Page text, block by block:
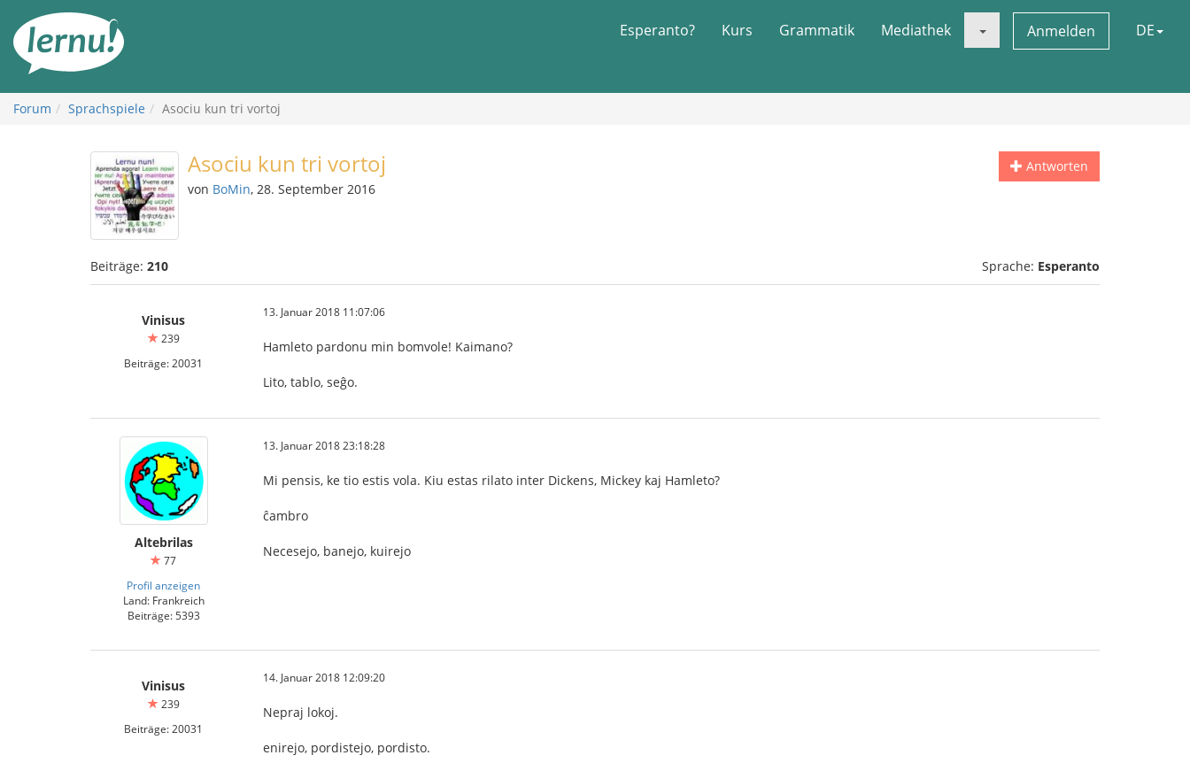
Inhalt
Esperanto? Kurs Grammatik Mediathek Anmelden DE
Forum Sprachspiele Asociu kun tri vortoj
Antworten
Asociu kun tri vortoj
von BoMin, 28. September 2016
Beiträge: 210 Sprache: Esperanto
Vinisus
239
Beiträge: 20031
13. Januar 2018 11:07:06
Hamleto pardonu min bomvole! Kaimano?
Lito, tablo, seĝo.
Altebrilas
77
Profil anzeigen
Land: Frankreich
Beiträge: 5393
13. Januar 2018 23:18:28
Mi pensis, ke tio estis vola. Kiu estas rilato inter Dickens, Mickey kaj Hamleto?
ĉambro
Necesejo, banejo, kuirejo
Vinisus
239
Beiträge: 20031
14. Januar 2018 12:09:20
Nepraj lokoj.
enirejo, pordistejo, pordisto.